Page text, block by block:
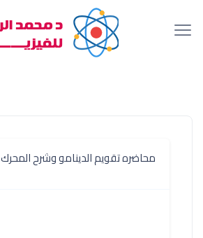
محاضره تقويم الدينامو وشرح المحرك